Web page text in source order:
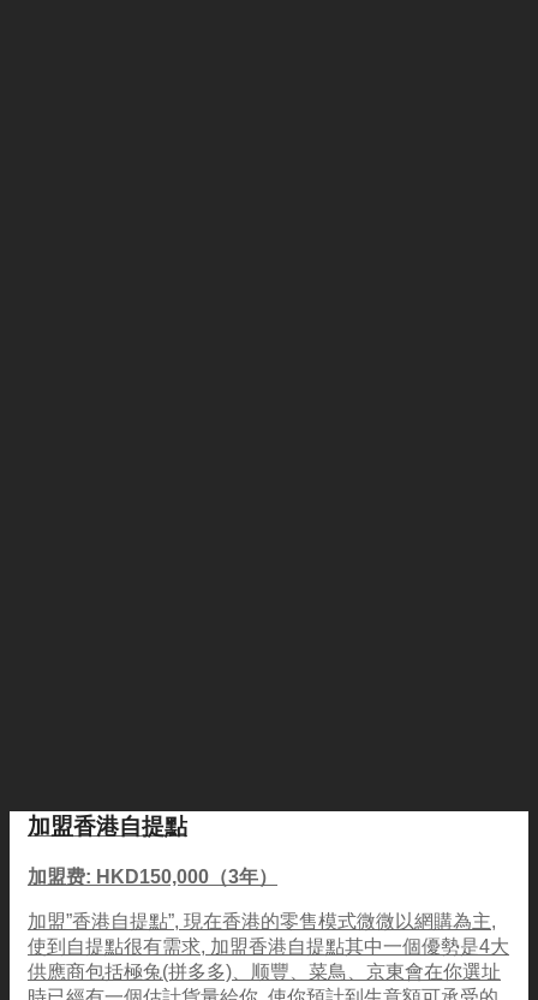
加盟香港自提點
加盟费: HKD150,000（3年）
加盟”香港自提點”, 現在香港的零售模式微微以網購為主,
使到自提點很有需求, 加盟香港自提點其中一個優勢是4大
供應商包括極兔(拼多多)、顺豐、菜鳥、京東會在你選址